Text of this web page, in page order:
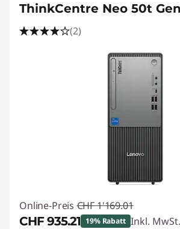
ThinkCentre Neo 50t
(2)
Online-Preis CHF 1'169.01
CHF 935.21 19% Rabatt Inkl. MwSt.